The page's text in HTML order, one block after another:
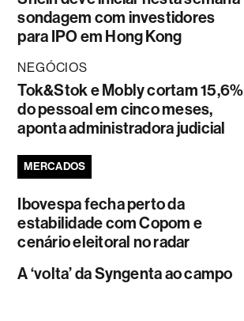
sondagem com investidores
para IPO em Hong Kong
NEGÓCIOS
Tok&Stok e Mobly cortam 15,6%
do pessoal em cinco meses,
aponta administradora judicial
MERCADOS
Ibovespa fecha perto da
estabilidade com Copom e
cenário eleitoral no radar
A ‘volta’ da Syngenta ao campo